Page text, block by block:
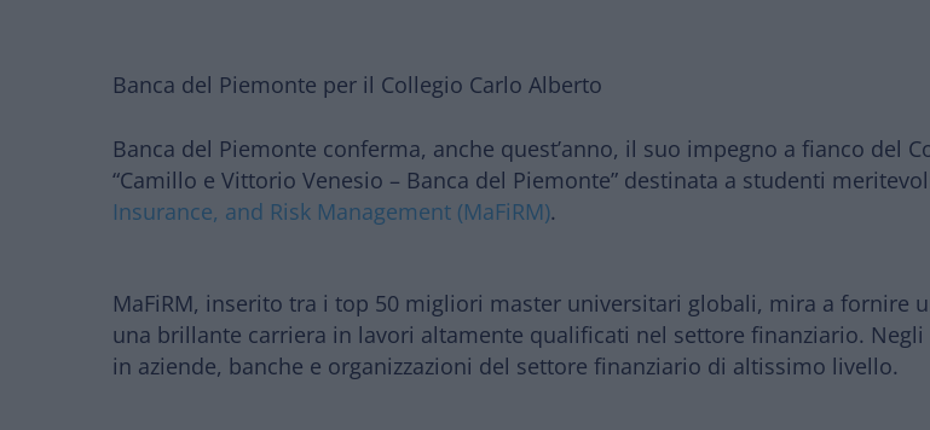
Banca del Piemonte per il Collegio Carlo Alberto
Banca del Piemonte conferma, anche quest’anno, il suo impegno a fianco del
“Camillo e Vittorio Venesio – Banca del Piemonte” destinata a studenti
Insurance, and Risk Management (MaFiRM).
MaFiRM, inserito tra i top 50 migliori master universitari globali, mira a fornire
una brillante carriera in lavori altamente qualificati nel settore finanziario.
in aziende, banche e organizzazioni del settore finanziario di altissimo livello.